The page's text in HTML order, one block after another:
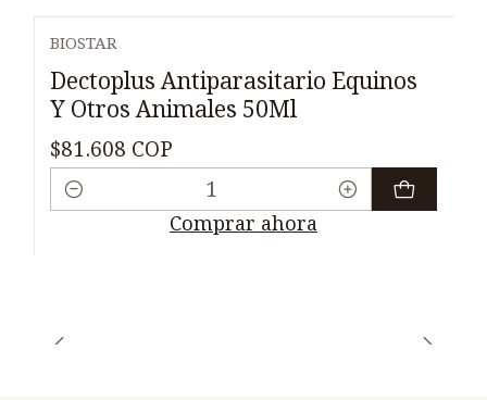
BIOSTAR
Dectoplus Antiparasitario Equinos
Y Otros Animales 50Ml
$81.608 COP
Cantidad
Comprar ahora